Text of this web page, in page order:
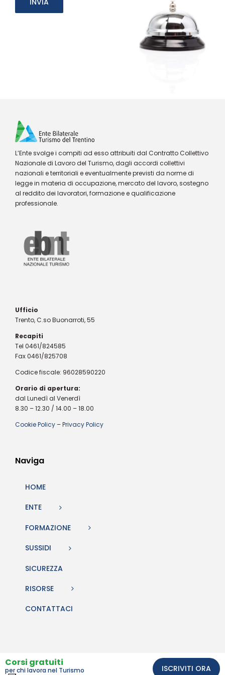
Corsi gratuiti
per chi lavora nel Turismo ISCRIVITI ORA
L’Ente svolge i compiti ad esso attribuiti dal Contratto Collettivo
Nazionale di Lavoro del Turismo, dagli accordi collettivi
nazionali e territoriali e eventualmente previsti da norme di
legge in materia di occupazione, mercato del lavoro, sostegno
al reddito dei lavoratori, formazione e qualificazione
professionale.
Ufficio
Trento, C.so Buonarroti, 55
Recapiti
Tel 0461/824585
Fax 0461/825708
Codice fiscale: 96028590220
Orario di apertura:
dal Lunedì al Venerdì
8.30 – 12.30 / 14.00 – 18.00
Cookie Policy –Privacy Policy
Naviga
HOME
ENTE
FORMAZIONE
SUSSIDI
SICUREZZA
RISORSE
CONTATTACI